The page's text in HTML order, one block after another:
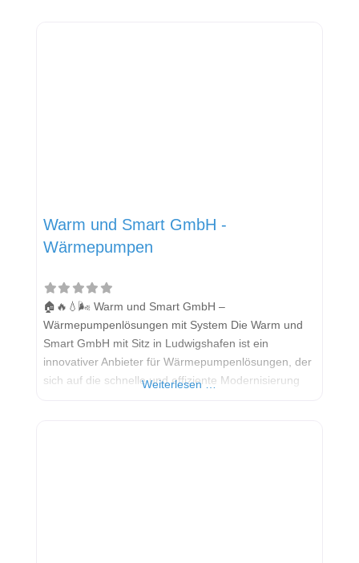
Warm und Smart GmbH -
Wärmepumpen
🏠🔥💧🌬️ Warm und Smart GmbH –
Wärmepumpenlösungen mit System Die Warm und
Smart GmbH mit Sitz in Ludwigshafen ist ein
innovativer Anbieter für Wärmepumpenlösungen, der
sich auf die schnelle und effiziente Modernisierung
Weiterlesen …